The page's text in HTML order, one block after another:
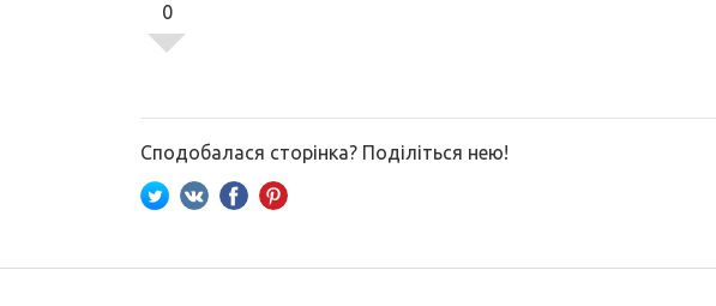
0
Сподобалася сторінка? Поділіться нею!